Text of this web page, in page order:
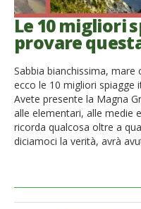
English
Spanish
French
Italiano
Le 10 migliori
provare
Sabbia bianchissima,
ecco le 10 migliori spiagge
Avete presente la Magna
alle elementari, alle medie
ricorda qualcosa oltre a
diciamoci la verità, avrà